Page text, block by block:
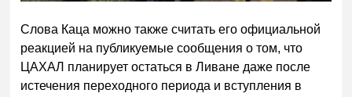
Слова Каца можно также считать его официальной
реакцией на публикуемые сообщения о том, что
ЦАХАЛ планирует остаться в Ливане даже после
истечения переходного периода и вступления в